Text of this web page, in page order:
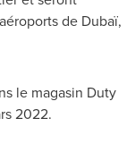
de Dubaï,
le magasin Duty
2022.